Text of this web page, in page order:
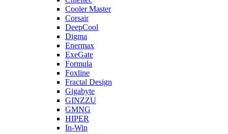
Cooler Master
Corsair
DeepCool
Digma
Enermax
ExeGate
Formula
Foxline
Fractal Design
Gigabyte
GINZZU
GMNG
HIPER
In-Win